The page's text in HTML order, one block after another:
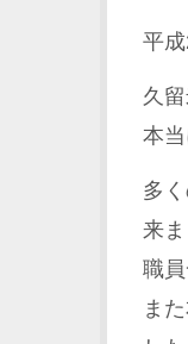
平
久
本
多
来ま
職
ま